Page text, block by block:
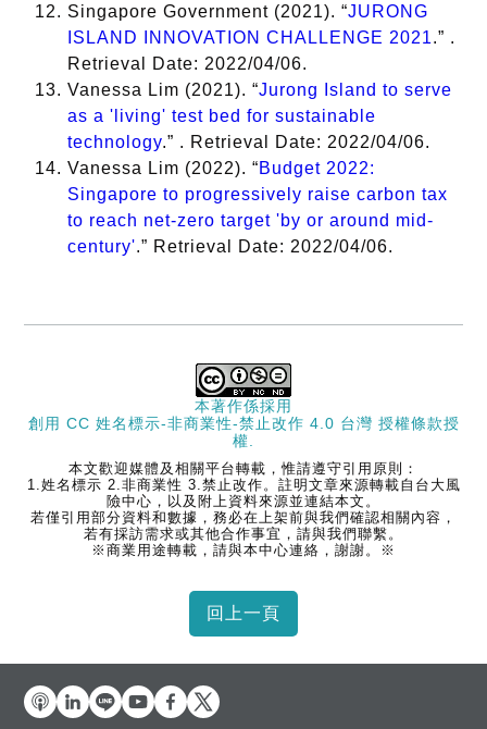
Singapore Government (2021). “JURONG
ISLAND INNOVATION CHALLENGE 2021.” .
Retrieval Date: 2022/04/06.
Vanessa Lim (2021). “Jurong Island to serve
as a 'living' test bed for sustainable
technology.” . Retrieval Date: 2022/04/06.
Vanessa Lim (2022). “Budget 2022:
Singapore to progressively raise carbon tax
to reach net-zero target 'by or around mid-
century'.” Retrieval Date: 2022/04/06.
本著作係採用
創用 CC 姓名標示-非商業性-禁止改作 4.0 台灣 授權條款授
權.
本文歡迎媒體及相關平台轉載，惟請遵守引用原則：
1.姓名標示 2.非商業性 3.禁止改作。註明文章來源轉載自台大風
險中心，以及附上資料來源並連結本文。
若僅引用部分資料和數據，務必在上架前與我們確認相關內容，
若有採訪需求或其他合作事宜，請與我們聯繫。
※商業用途轉載，請與本中心連絡，謝謝。※